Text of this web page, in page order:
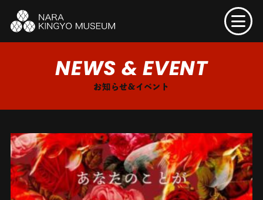
NEWS & EVENT
お知らせ&イベント